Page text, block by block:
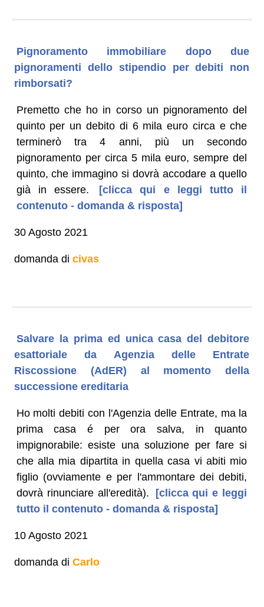
Pignoramento immobiliare dopo due
pignoramenti dello stipendio per debiti non
rimborsati?
Premetto che ho in corso un pignoramento del
quinto per un debito di 6 mila euro circa e che
terminerò tra 4 anni, più un secondo
pignoramento per circa 5 mila euro, sempre del
quinto, che immagino si dovrà accodare a quello
già in essere.
[clicca qui e leggi tutto il
contenuto - domanda & risposta]
30 Agosto 2021
domanda di civas
Salvare la prima ed unica casa del debitore
esattoriale da Agenzia delle Entrate
Riscossione (AdER) al momento della
successione ereditaria
Ho molti debiti con l'Agenzia delle Entrate, ma la
prima casa é per ora salva, in quanto
impignorabile: esiste una soluzione per fare si
che alla mia dipartita in quella casa vi abiti mio
figlio (ovviamente e per l'ammontare dei debiti,
dovrà rinunciare all'eredità).
[clicca qui e leggi
tutto il contenuto - domanda & risposta]
10 Agosto 2021
domanda di Carlo